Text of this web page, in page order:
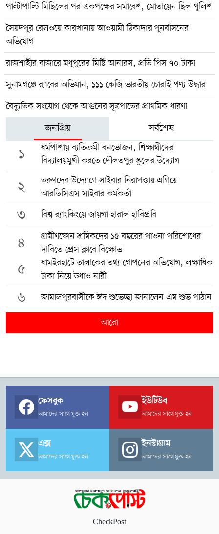
পাল্টাপাল্টি মিছিলের পর একপক্ষের সমাবেশ, মোতায়েন ছিল পুলিশ
সৈয়দপুর রেলওয়ে কারখানায় আওয়ামী ঠিকাদার পুনর্বাসনের
অভিযোগ
রাজশাহীর বাজারে মধুপুরের মিষ্টি আনারস, প্রতি পিস ৭০ টাকা
সুনামগঞ্জে র‍্যাবের অভিযান, ১১১ কেজি ভারতীয় চোরাই পণ্য উদ্ধার
বৈদ্যুতিক সংযোগ থেকে আগুনের সূত্রপাতের প্রাথমিক ধারণা
জনপ্রিয় সর্বশেষ
১
ধর্মপাশায় ব্যতিক্রমী বনভোজন, শিক্ষার্থীদের
বিদ্যালয়মুখী করতে দৌলতপুর স্কুলের উদ্যোগ
২
তরুণদের উদ্যোগে সাইবার নিরাপত্তায় এগিয়ে
আরডিসিএস সাইবার কর্মকর্তা
৩ বিশ্ব র‍্যাংকিংয়ে জায়গা হারাল হাবিপ্রবি
৪
গ্রামীণফোন শ্রমিকদের ১৫ বছরের পাওনা পরিশোধের
দাবিতে প্রেস ক্লাবে বিক্ষোভ
৫
ধামইরহাটে তালাকের তথ্য গোপনের অভিযোগ, লক্ষাধিক
টাকা নিয়ে উধাও নারী
৬ জামালপুরবাসীকে ঈদ শুভেচ্ছা জানালেন এম শুভ পাঠান
আরো
ফেসবুক
আমাদের সাথে যুক্ত হন
ইউটিউব
আমাদের সাথে যুক্ত হন
এক্স
আমাদের সাথে যুক্ত হন
ইনস্টাগ্রাম
আমাদের সাথে যুক্ত হন
CheckPost